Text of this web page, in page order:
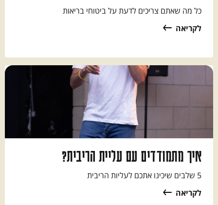
כל מה שאתם צריכים לדעת על ביטוחי בריאות
לקריאה
איך מתמודדים עם עליית הריבית?
5 שלבים שיכינו אתכם לעליות הריבית
לקריאה